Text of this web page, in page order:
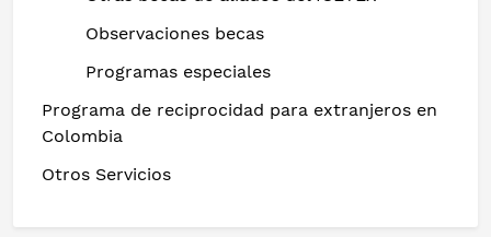
Observaciones becas
Programas especiales
Programa de reciprocidad para extranjeros en
Colombia
Otros Servicios